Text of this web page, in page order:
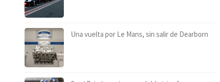
Una vuelta por Le Mans, sin salir de Dearborn